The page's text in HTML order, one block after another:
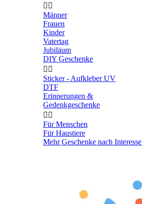
 
Männer
Frauen
Kinder
Vatertag
Jubiläum
DIY Geschenke
 
Sticker - Aufkleber UV
DTF
Erinnerungen &
Gedenkgeschenke
 
Für Menschen
Für Haustiere
Mehr Geschenke nach Interesse